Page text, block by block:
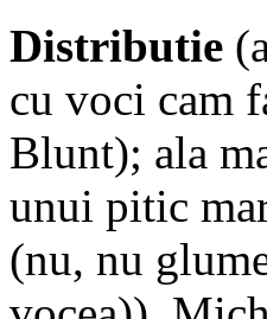
Distributie
cu voci cam
Blunt); ala
unui pitic
(nu, nu